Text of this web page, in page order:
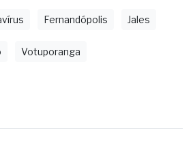
Fernandópolis Jales
Votuporanga